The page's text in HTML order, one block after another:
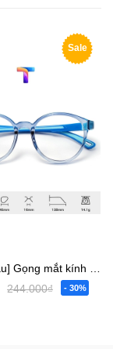
Sale
244.000₫ - 30%